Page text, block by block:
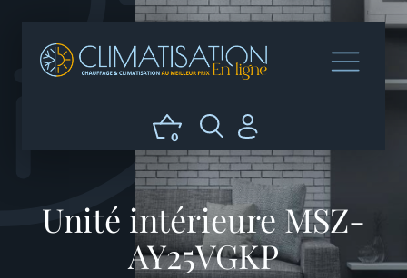
0
Unité intérieure MSZ-
AY25VGKP